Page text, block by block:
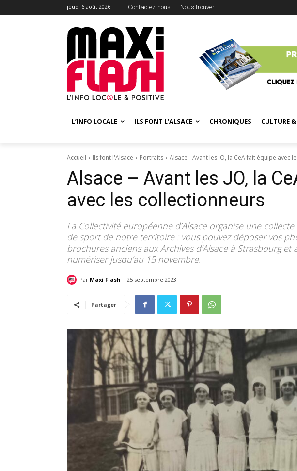
jeudi 6 août 2026 Contactez-nous Nous trouver
L’INFO LOCALE ILS FONT L’ALSACE CHRONIQUES CULTURE
Accueil Ils font l'Alsace Portraits Alsace - Avant les JO, la CeA fait équipe avec
Alsace – Avant les JO, la
avec les collectionneurs
La Collectivité européenne d’Alsace organise une
de sport de notre territoire : vous pouvez déposer vos
brochures anciens aux Archives d’Alsace à Strasbourg
numériser jusqu’au 15 novembre.
Par Maxi Flash 25 septembre 2023
Partager